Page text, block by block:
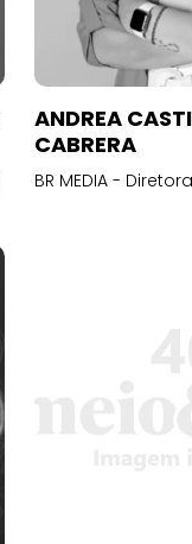
ANDREA
CABRERA
BR MEDIA -